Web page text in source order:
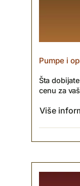
Pumpe i
Šta
cenu za
Više